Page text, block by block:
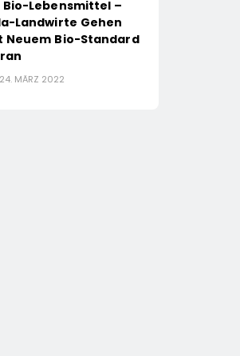
Bio-Lebensmittel –
Landwirte Gehen
Neuem Bio-Standard
24. MÄRZ 2022